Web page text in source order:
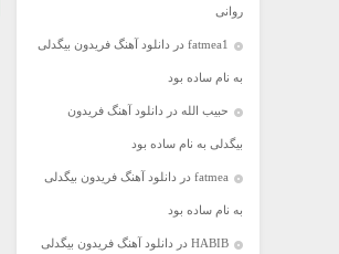
محسن یگانه
محمد رضا گلزار
محمد علیزاده
مرتضی اشرفی
مرتضی سرمدی
مهدی جهانی
مهدی یغمایی
میثم ابراهیمی
روانی
fatmea1 در دانلود آهنگ فریدون بیگدلی
به نام ساده بود
حبیب الله در دانلود آهنگ فریدون
بیگدلی به نام ساده بود
fatmea در دانلود آهنگ فریدون بیگدلی
به نام ساده بود
HABIB در دانلود آهنگ فریدون بیگدلی